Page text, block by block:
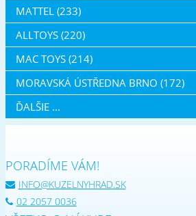
MATTEL (233)
ALLTOYS (220)
MAC TOYS (214)
MORAVSKÁ ÚSTŘEDNA BRNO (172)
ĎALŠIE ...
PORADÍME VÁM!
INFO@KUZELNYHRAD.SK
02 2057 0036